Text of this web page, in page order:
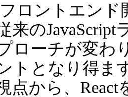
フロントエン
来の
ローチが変わ
トとなり得ま
点から、